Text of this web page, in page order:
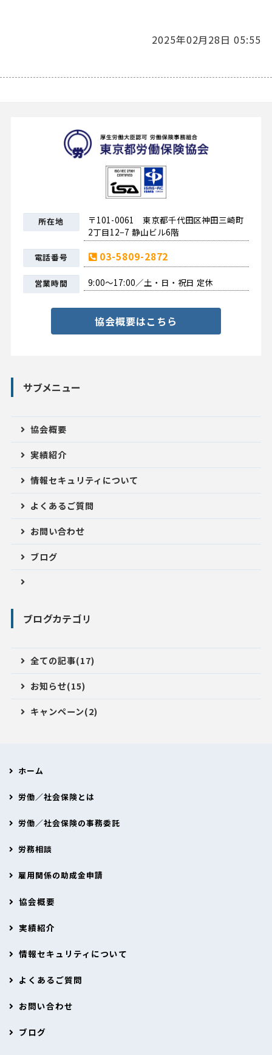
2025年02月28日 05:55
所在地
〒101-0061 東京都千代田区神田三崎町
2丁目12−7 静山ビル6階
電話番号 03-5809-2872
営業時間 9:00〜17:00／土・日・祝日 定休
協会概要はこちら
サブメニュー
協会概要
実績紹介
情報セキュリティについて
よくあるご質問
お問い合わせ
ブログ
ブログカテゴリ
全ての記事(17)
お知らせ(15)
キャンペーン(2)
ホーム
労働／社会保険とは
労働／社会保険の事務委託
労務相談
雇用関係の助成金申請
協会概要
実績紹介
情報セキュリティについて
よくあるご質問
お問い合わせ
ブログ